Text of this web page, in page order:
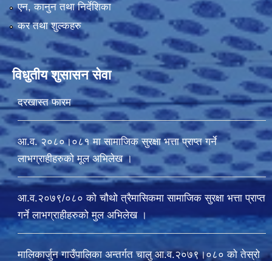
एन, कानुन तथा निर्देशिका
कर तथा शुल्कहरु
विधुतीय शुसासन सेवा
दरखास्त फारम
आ.व. २०८०।०८१ मा सामाजिक सुरक्षा भत्ता प्राप्त गर्ने
लाभग्राहीहरुको मूल अभिलेख ।
आ.व.२०७९/०८० को चौथो त्रैमासिकमा सामाजिक सुरक्षा भत्ता प्राप्त
गर्ने लाभग्राहीहरुको मुल अभिलेख ।
मालिकार्जुन गाउँपालिका अन्तर्गत चालु आ‍.व.२०७९।०८० को तेस्रो